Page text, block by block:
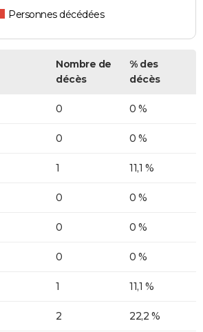
Personnes décédées
Nombre de
décès
% des
décès
0 0 %
0 0 %
1 11,1 %
0 0 %
0 0 %
0 0 %
1 11,1 %
2 22,2 %